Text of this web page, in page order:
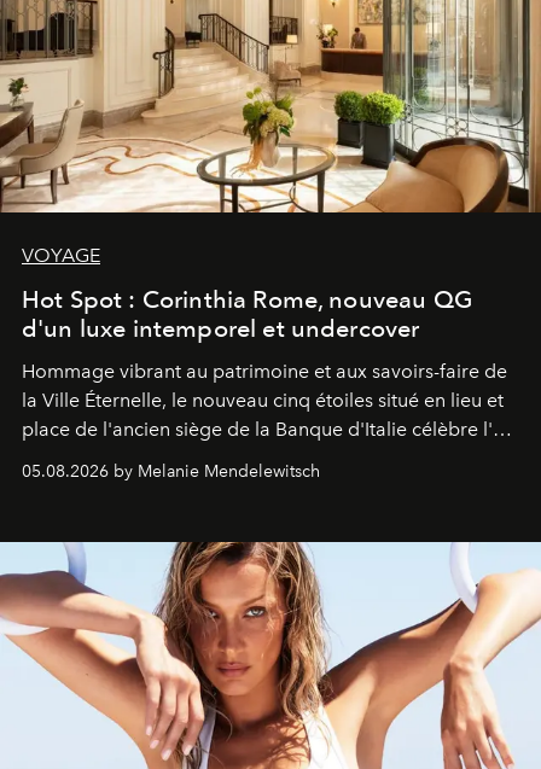
VOYAGE
Hot Spot : Corinthia Rome, nouveau QG
d'un luxe intemporel et undercover
Hommage vibrant au patrimoine et aux savoirs-faire de
la Ville Éternelle, le nouveau cinq étoiles situé en lieu et
place de l'ancien siège de la Banque d'Italie célèbre l'art
de vivre Romain dans toute son élégance intemporelle.
05.08.2026 by Melanie Mendelewitsch